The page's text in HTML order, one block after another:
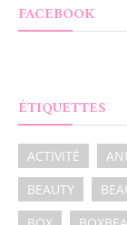
FACEBOOK
ÉTIQUETTES
ACTIVITÉ
BEAUTY